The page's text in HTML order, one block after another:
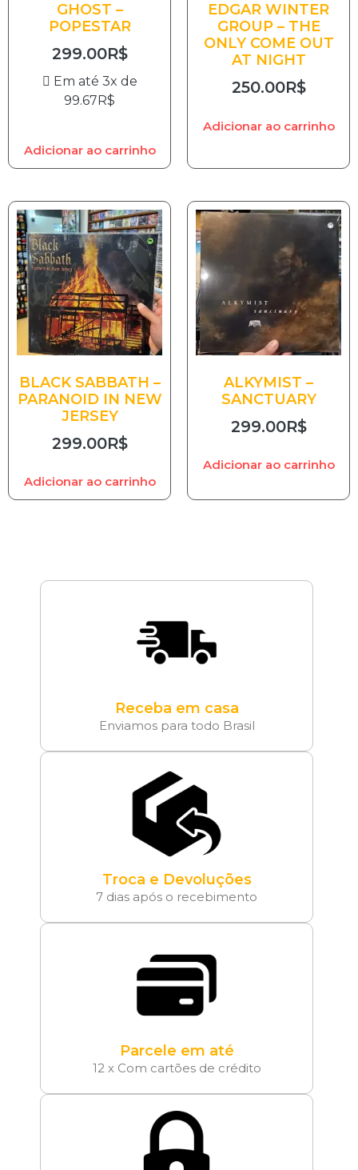
GHOST –
POPESTAR
299.00R$
Em até 3x de
99.67R$
Adicionar ao carrinho
EDGAR WINTER
GROUP – THE
ONLY COME OUT
AT NIGHT
250.00R$
Adicionar ao carrinho
BLACK SABBATH –
PARANOID IN NEW
JERSEY
299.00R$
Adicionar ao carrinho
ALKYMIST –
SANCTUARY
299.00R$
Adicionar ao carrinho
Receba em casa
Enviamos para todo Brasil
Troca e Devoluções
7 dias após o recebimento
Parcele em até
12 x Com cartões de crédito